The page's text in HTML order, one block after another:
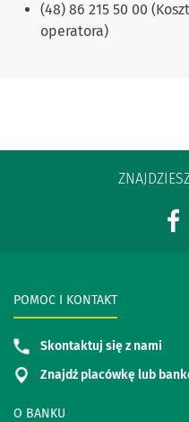
(48) 86 215 50 00 (K
operatora)
O BANKU
POMOC I KONTAKT
Skontaktuj się z nami
Znajdź placówkę lub